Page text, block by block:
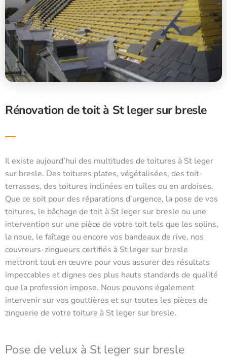
Rénovation de toit à St leger sur bresle
Il existe aujourd’hui des multitudes de toitures à St leger
sur bresle. Des toitures plates, végétalisées, des toit-
terrasses, des toitures inclinées en tuiles ou en ardoises.
Que ce soit pour des réparations d’urgence, la pose de vos
toitures, le bâchage de toit à St leger sur bresle ou une
intervention sur une pièce de votre toit tels que les solins,
la noue, le faîtage ou encore vos bandeaux de rive, nos
couvreurs-zingueurs certifiés à St leger sur bresle
mettront tout en œuvre pour vous assurer des résultats
impeccables et dignes des plus hauts standards de qualité
que la profession impose. Nous pouvons également
intervenir sur vos gouttières et sur toutes les pièces de
zinguerie de votre toiture à St leger sur bresle.
Pose de velux à St leger sur bresle